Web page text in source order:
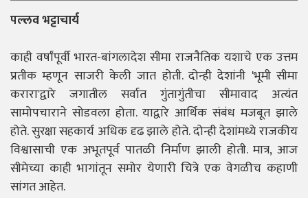
पल्लव भट्टाचार्य
काही वर्षांपूर्वी भारत-बांगलादेश सीमा राजनैतिक यशाचे एक उत्तम
प्रतीक म्हणून साजरी केली जात होती. दोन्ही देशांनी 'भूमी सीमा
करारा'द्वारे जगातील सर्वात गुंतागुंतीचा सीमावाद अत्यंत
सामोपचाराने सोडवला होता. याद्वारे आर्थिक संबंध मजबूत झाले
होते. सुरक्षा सहकार्य अधिक दृढ झाले होते. दोन्ही देशांमध्ये राजकीय
विश्वासाची एक अभूतपूर्व पातळी निर्माण झाली होती. मात्र, आज
सीमेच्या काही भागांतून समोर येणारी चित्रे एक वेगळीच कहाणी
सांगत आहेत.